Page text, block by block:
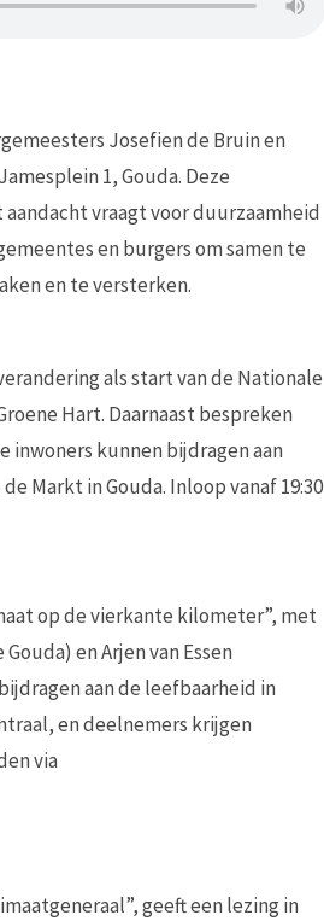
Josefien de Bruin en
1, Gouda. Deze
vraagt voor duurzaamheid
en burgers om samen te
en te versterken.
als start van de Nationale
Hart. Daarnaast bespreken
inwoners kunnen bijdragen aan
Markt in Gouda. Inloop vanaf 19:30
op de vierkante kilometer”, met
en Arjen van Essen
aan de leefbaarheid in
en deelnemers krijgen
via
geeft een lezing in